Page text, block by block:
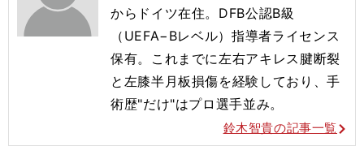
からドイツ在住。DFB公認B級
（UEFA−Bレベル）指導者ライセンス
保有。これまでに左右アキレス腱断裂
と左膝半月板損傷を経験しており、手
術歴"だけ"はプロ選手並み。
鈴木智貴の記事一覧